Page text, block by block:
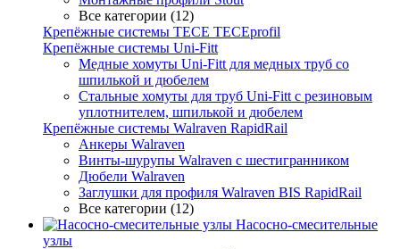
Все категории (12)
Крепёжные системы TECE TECEprofil
Крепёжные системы Uni-Fitt
Медные хомуты Uni-Fitt для медных труб со
шпилькой и дюбелем
Стальные хомуты для труб Uni-Fitt с резиновым
уплотнителем, шпилькой и дюбелем
Крепёжные системы Walraven RapidRail
Анкеры Walraven
Винты-шурупы Walraven с шестигранником
Дюбели Walraven
Заглушки для профиля Walraven BIS RapidRail
Все категории (12)
Насосно-смесительные
узлы